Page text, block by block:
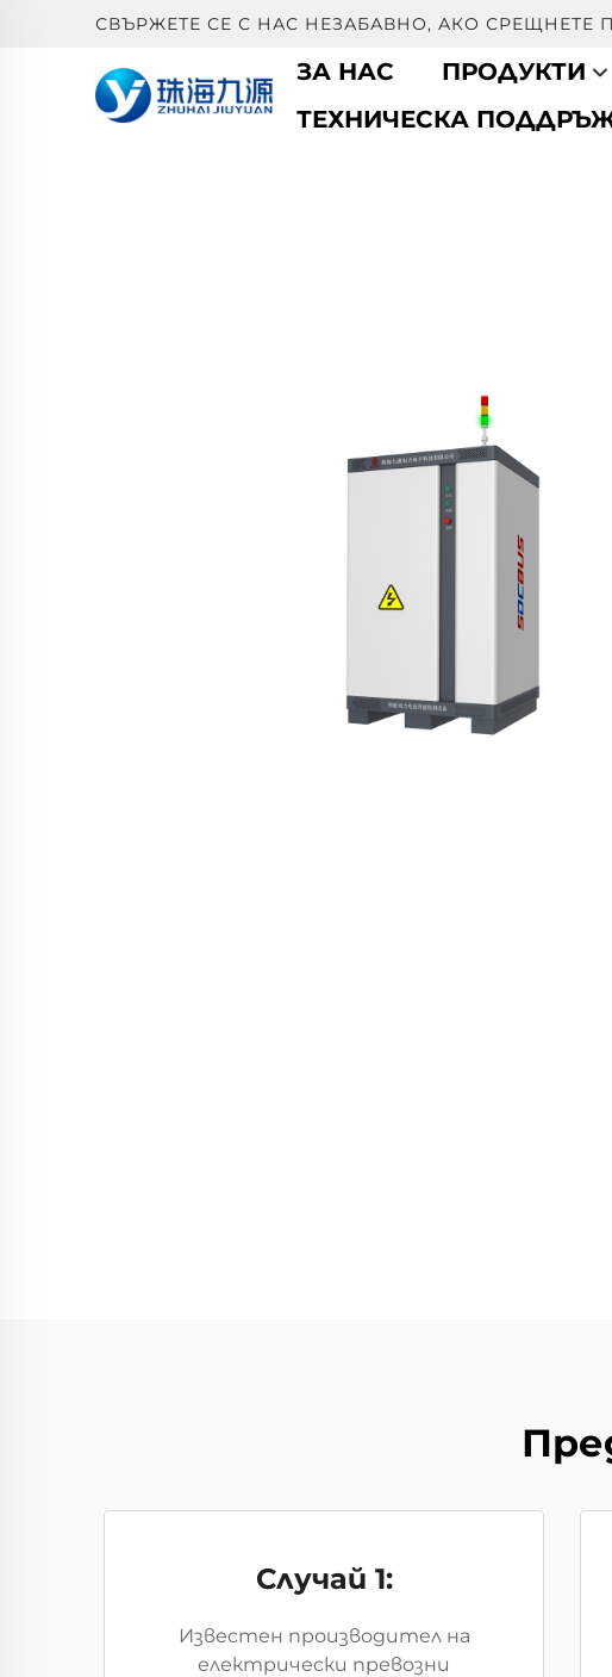
СВЪРЖЕТЕ СЕ С НАС НЕЗАБАВНО, АКО СРЕЩНЕТЕ
ЗА НАС ПРОДУКТИ
ТЕХНИЧЕСКА
Случай 1:
Известен производител на
електрически превозни